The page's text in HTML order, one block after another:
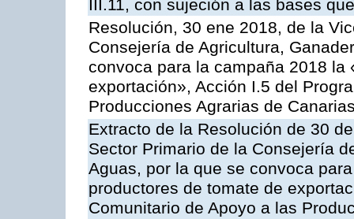
III.11, con sujeción a las bases
Resolución, 30 ene 2018, de la
Consejería de Agricultura,
convoca para la campaña 2018
exportación», Acción I.5 del
Producciones Agrarias de
Extracto de la Resolución de 30
Sector Primario de la Consejería
Aguas, por la que se convoca
productores de tomate de
Comunitario de Apoyo a las